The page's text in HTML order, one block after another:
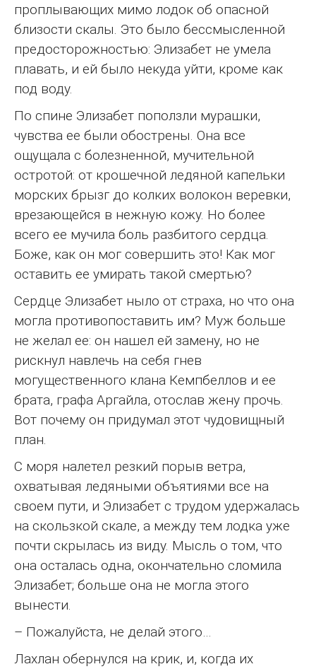
проплывающих мимо лодок об опасной
близости скалы. Это было бессмысленной
предосторожностью: Элизабет не умела
плавать, и ей было некуда уйти, кроме как
под воду.
По спине Элизабет поползли мурашки,
чувства ее были обострены. Она все
ощущала с болезненной, мучительной
остротой: от крошечной ледяной капельки
морских брызг до колких волокон веревки,
врезающейся в нежную кожу. Но более
всего ее мучила боль разбитого сердца.
Боже, как он мог совершить это! Как мог
оставить ее умирать такой смертью?
Сердце Элизабет ныло от страха, но что она
могла противопоставить им? Муж больше
не желал ее: он нашел ей замену, но не
рискнул навлечь на себя гнев
могущественного клана Кемпбеллов и ее
брата, графа Аргайла, отослав жену прочь.
Вот почему он придумал этот чудовищный
план.
С моря налетел резкий порыв ветра,
охватывая ледяными объятиями все на
своем пути, и Элизабет с трудом удержалась
на скользкой скале, а между тем лодка уже
почти скрылась из виду. Мысль о том, что
она осталась одна, окончательно сломила
Элизабет; больше она не могла этого
вынести.
– Пожалуйста, не делай этого…
Лахлан обернулся на крик, и, когда их